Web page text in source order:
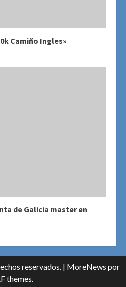
Camiño Ingles»
de Galicia master en
reservados. | MoreNews por
themes.